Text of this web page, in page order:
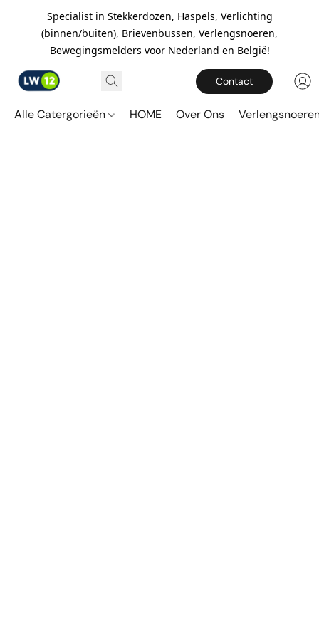
Specialist in Stekkerdozen, Haspels, Verlichting
(binnen/buiten), Brievenbussen, Verlengsnoeren,
Bewegingsmelders voor Nederland en België!
Contact
Alle Catergorieën HOME Over Ons